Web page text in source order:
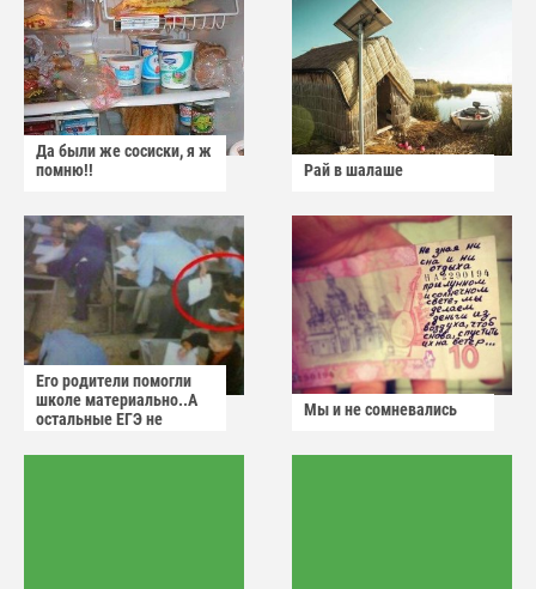
Да были же сосиски, я ж
помню!!
Рай в шалаше
Его родители помогли
школе материально..А
остальные ЕГЭ не
Мы и не сомневались